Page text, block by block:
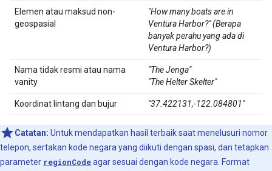
Elemen atau maksud non-
geospasial
"How many boats are in
Ventura Harbor?" (Berapa
banyak perahu yang ada di
Ventura Harbor?)
Nama tidak resmi atau nama
vanity
"The Jenga"
"The Helter Skelter"
Koordinat lintang dan bujur "37.422131,-122.084801"
Catatan: Untuk mendapatkan hasil terbaik saat menelusuri nomor
telepon, sertakan kode negara yang diikuti dengan spasi, dan tetapkan
parameter regionCodeagar sesuai dengan kode negara. Format